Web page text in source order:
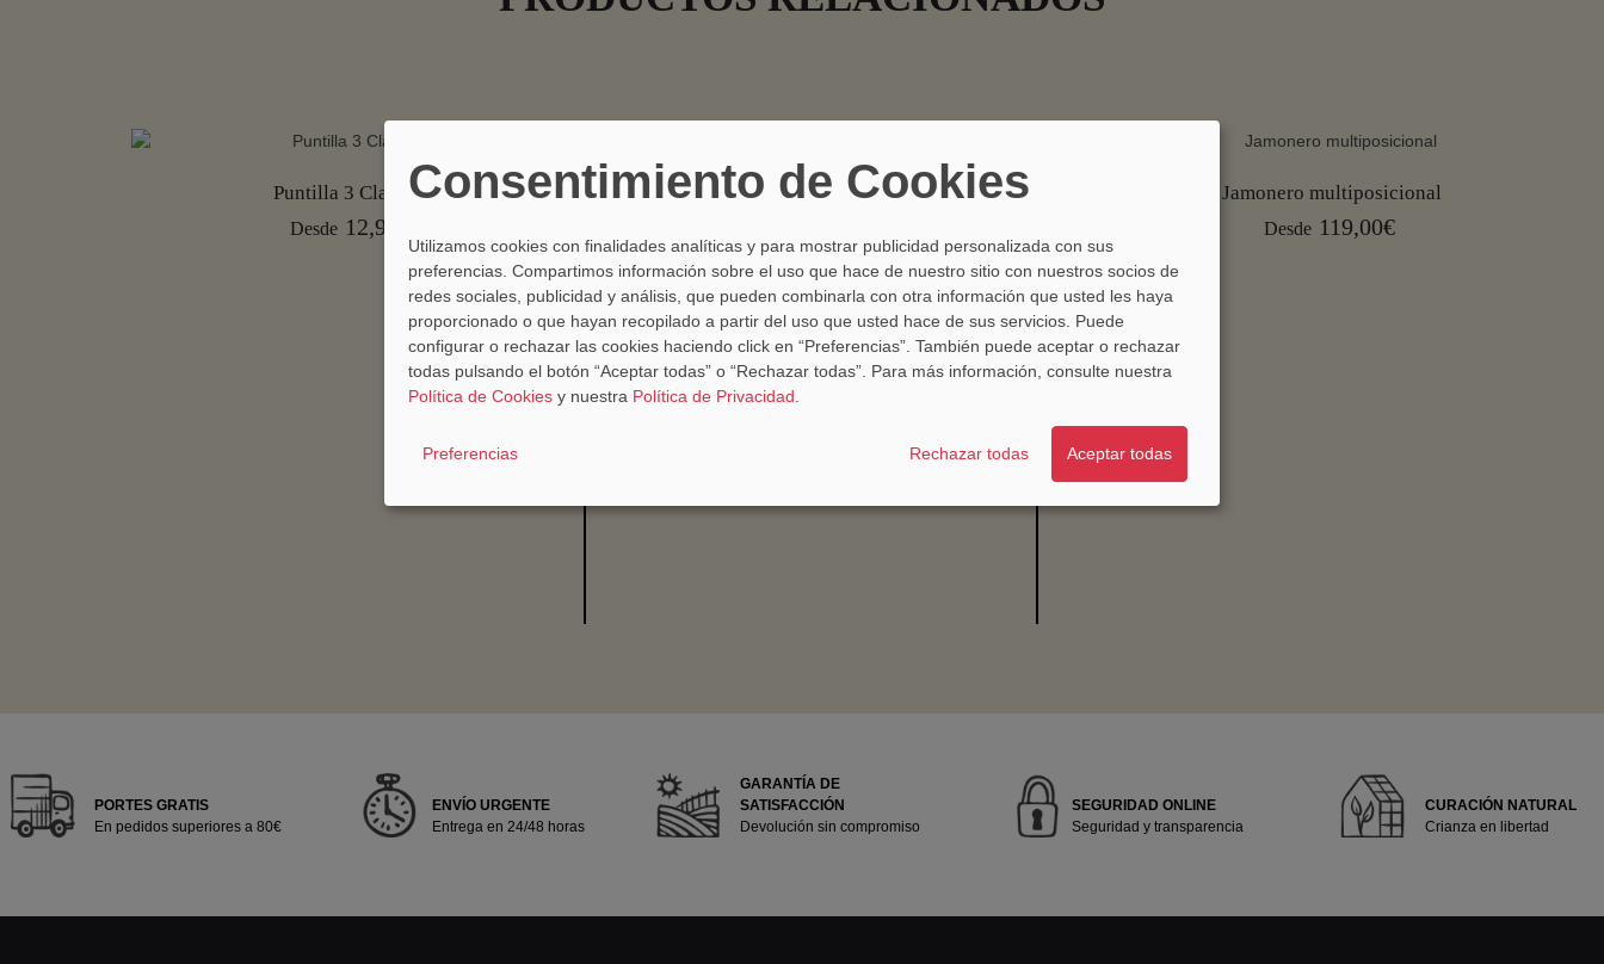
Puntilla 3 Claveles
Desde 12,90€
3 Claveles
Desde25,00€
Jamonero multiposicional
Desde 119,00€
PORTES GRATIS
En pedidos superiores a 80€
ENVÍO URGENTE
Entrega en 24/48 horas
GARANTÍA DE
SATISFACCIÓN
Devolución sin compromiso
SEGURIDAD ONLINE
Seguridad y transparencia
CURACIÓN NATURAL
Crianza en libertad
Consentimiento de Cookies
Utilizamos cookies con finalidades analíticas y para mostrar publicidad personalizada con sus
preferencias. Compartimos información sobre el uso que hace de nuestro sitio con nuestros socios de
redes sociales, publicidad y análisis, que pueden combinarla con otra información que usted les haya
proporcionado o que hayan recopilado a partir del uso que usted hace de sus servicios. Puede
configurar o rechazar las cookies haciendo click en “Preferencias”. También puede aceptar o rechazar
todas pulsando el botón “Aceptar todas” o “Rechazar todas”. Para más información, consulte nuestra
Política de Cookies y nuestra Política de Privacidad.
Preferencias Rechazar todas Aceptar todas